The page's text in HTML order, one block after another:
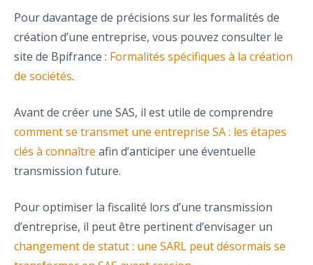
Pour davantage de précisions sur les formalités de
création d’une entreprise, vous pouvez consulter le
site de Bpifrance : Formalités spécifiques à la création
de sociétés.
Avant de créer une SAS, il est utile de comprendre
comment se transmet une entreprise SA : les étapes
clés à connaître afin d’anticiper une éventuelle
transmission future.
Pour optimiser la fiscalité lors d’une transmission
d’entreprise, il peut être pertinent d’envisager un
changement de statut : une SARL peut désormais se